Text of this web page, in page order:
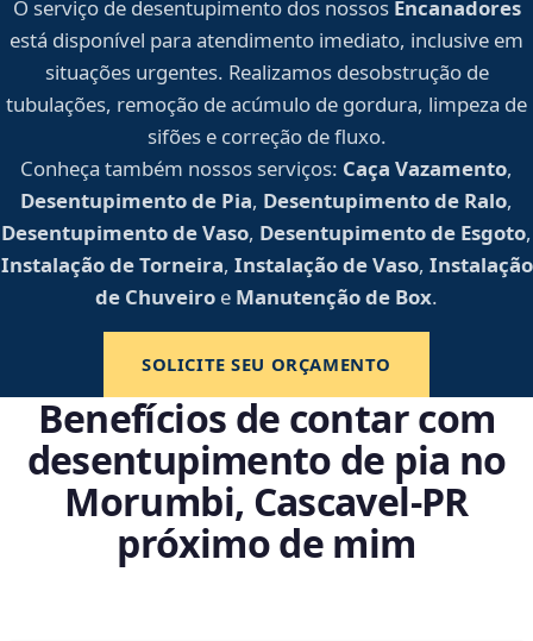
O serviço de desentupimento dos nossos Encanadores
está disponível para atendimento imediato, inclusive em
situações urgentes. Realizamos desobstrução de
tubulações, remoção de acúmulo de gordura, limpeza de
sifões e correção de fluxo.
Conheça também nossos serviços: Caça Vazamento,
Desentupimento de Pia, Desentupimento de Ralo,
Desentupimento de Vaso, Desentupimento de Esgoto,
Instalação de Torneira, Instalação de Vaso, Instalação
de Chuveiro e Manutenção de Box.
SOLICITE SEU ORÇAMENTO
Benefícios de contar com
desentupimento de pia no
Morumbi, Cascavel‑PR
próximo de mim